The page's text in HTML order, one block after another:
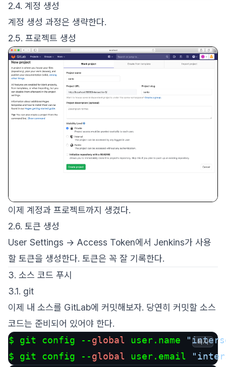
2.4. 계정 생성
계정 생성 과정은 생략한다.
2.5. 프로젝트 생성
이제 계정과 프로젝트까지 생겼다.
2.6. 토큰 생성
User Settings -> Access Token에서 Jenkins가 사용
할 토큰을 생성한다. 토큰은 꼭 잘 기록한다.
3. 소스 코드 푸시
3.1. git
이제 내 소스를 GitLab에 커밋해보자. 당연히 커밋할 소스
코드는 준비되어 있어야 한다.
$ git config --global user.name
$ git config --global user.email
복사